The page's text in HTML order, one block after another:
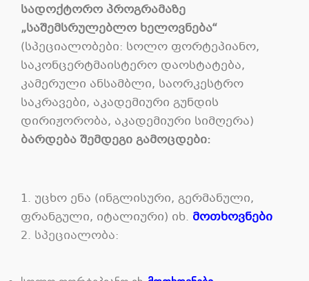
სადოქტორო პროგრამაზე
„საშემსრულებლო ხელოვნება“
(სპეციალობები: სოლო ფორტეპიანო,
საკონცერტმაისტერო დაოსტატება,
კამერული ანსამბლი, საორკესტრო
საკრავები, აკადემიური გუნდის
დირიჟორობა, აკადემიური სიმღერა)
ბარდება შემდეგი გამოცდები:
1. უცხო ენა (ინგლისური, გერმანული,
ფრანგული, იტალიური) იხ. მოთხოვნები
2. სპეციალობა: